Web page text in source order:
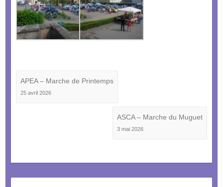
APEA – Marche de Printemps
25 avril 2026
ASCA – Marche du Muguet
3 mai 2026